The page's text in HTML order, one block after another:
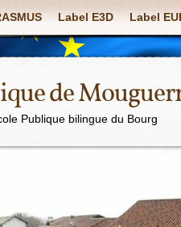
Label E3D Label
de
Publique bilingue du Bourg